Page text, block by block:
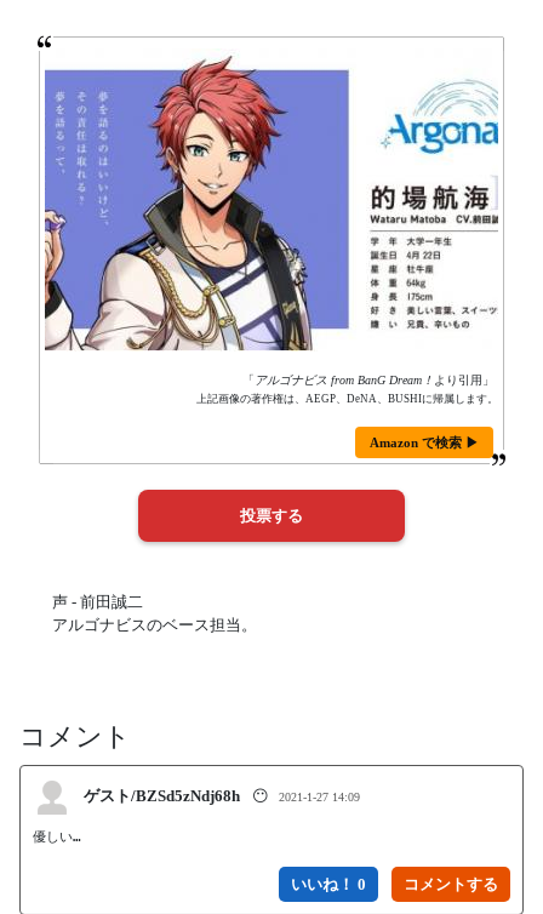
「 アルゴナビス from BanG Dream！ より引用」
上記画像の著作権は、AEGP、DeNA、BUSHIに帰属します。
Amazon で検索 ▶
声 - 前田誠二
アルゴナビスのベース担当。
コメント
ゲスト/BZSd5zNdj68h 😶 2021-1-27 14:09
優しい…
いいね！ 0